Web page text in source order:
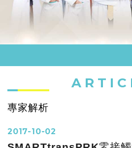
專家解析
2017-10-02